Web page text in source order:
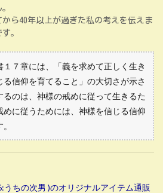
ら40年以上が過ぎた私の考えを伝えま
。
７章には、「義を求めて正しく生き
信仰を育てること」の大切さが示さ
のは、神様の戒めに従って生きるた
に従うためには、神様を信じる信仰
うちの次男 )のオリジナルアイテム通販